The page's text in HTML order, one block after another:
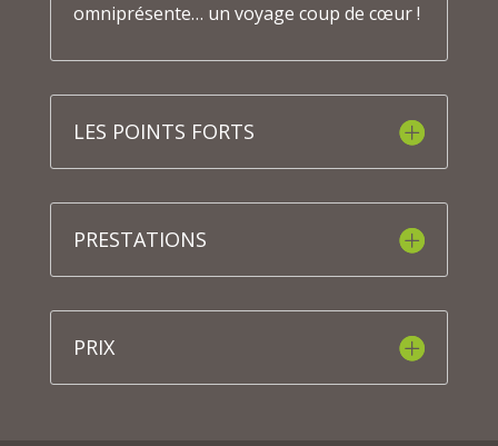
omniprésente… un voyage coup de cœur !
LES POINTS FORTS
PRESTATIONS
PRIX